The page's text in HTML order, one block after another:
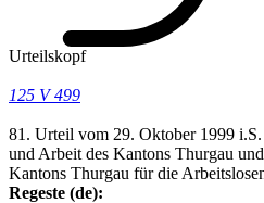
Urteilskopf
125 V 499
81. Urteil vom 29. Oktober 1999
und Arbeit des Kantons Thurgau
Kantons Thurgau für die
Regeste (de):